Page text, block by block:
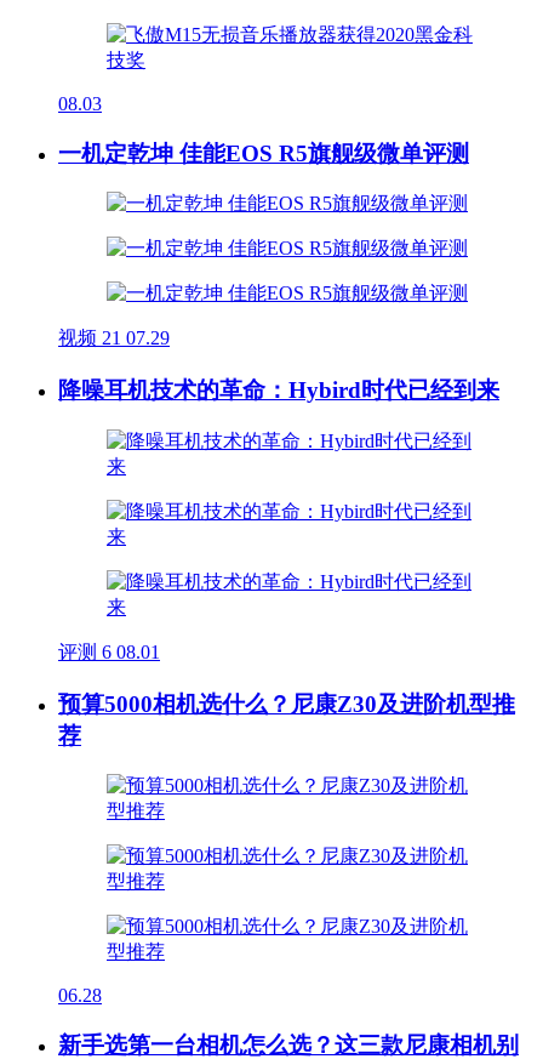
08.03
一机定乾坤 佳能EOS R5旗舰级微单评测
视频 21 07.29
降噪耳机技术的革命：Hybird时代已经到来
评测 6 08.01
预算5000相机选什么？尼康Z30及进阶机型推
荐
06.28
新手选第一台相机怎么选？这三款尼康相机别